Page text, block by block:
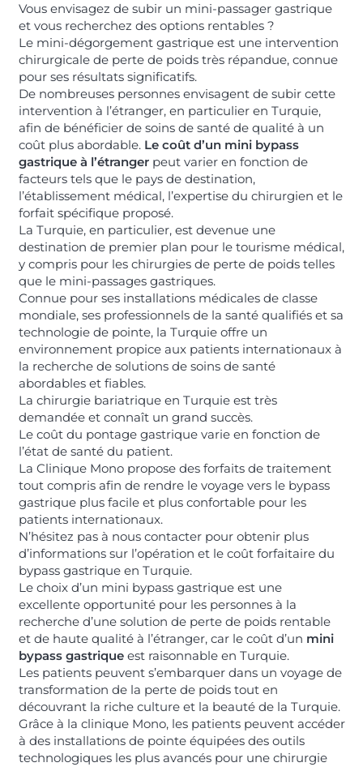
Vous envisagez de subir un mini-passager gastrique
et vous recherchez des options rentables ?
Le mini-dégorgement gastrique est une intervention
chirurgicale de perte de poids très répandue, connue
pour ses résultats significatifs.
De nombreuses personnes envisagent de subir cette
intervention à l’étranger, en particulier en Turquie,
afin de bénéficier de soins de santé de qualité à un
coût plus abordable. Le coût d’un mini bypass
gastrique à l’étrangerpeut varier en fonction de
facteurs tels que le pays de destination,
l’établissement médical, l’expertise du chirurgien et le
forfait spécifique proposé.
La Turquie, en particulier, est devenue une
destination de premier plan pour le tourisme médical,
y compris pour les chirurgies de perte de poids telles
que le mini-passages gastriques.
Connue pour ses installations médicales de classe
mondiale, ses professionnels de la santé qualifiés et sa
technologie de pointe, la Turquie offre un
environnement propice aux patients internationaux à
la recherche de solutions de soins de santé
abordables et fiables.
La chirurgie bariatrique en Turquie est très
demandée et connaît un grand succès.
Le coût du pontage gastrique varie en fonction de
l’état de santé du patient.
La Clinique Mono propose des forfaits de traitement
tout compris afin de rendre le voyage vers le bypass
gastrique plus facile et plus confortable pour les
patients internationaux.
N’hésitez pas à nous contacter pour obtenir plus
d’informations sur l’opération et le coût forfaitaire du
bypass gastrique en Turquie.
Le choix d’un mini bypass gastrique est une
excellente opportunité pour les personnes à la
recherche d’une solution de perte de poids rentable
et de haute qualité à l’étranger, car le coût d’un mini
bypass gastrique est raisonnable en Turquie.
Les patients peuvent s’embarquer dans un voyage de
transformation de la perte de poids tout en
découvrant la riche culture et la beauté de la Turquie.
Grâce à la clinique Mono, les patients peuvent accéder
à des installations de pointe équipées des outils
technologiques les plus avancés pour une chirurgie